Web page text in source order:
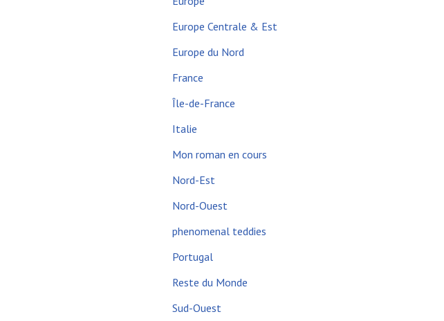
Europe Centrale & Est
Europe du Nord
France
Île-de-France
Italie
Mon roman en cours
Nord-Est
Nord-Ouest
phenomenal teddies
Portugal
Reste du Monde
Sud-Ouest